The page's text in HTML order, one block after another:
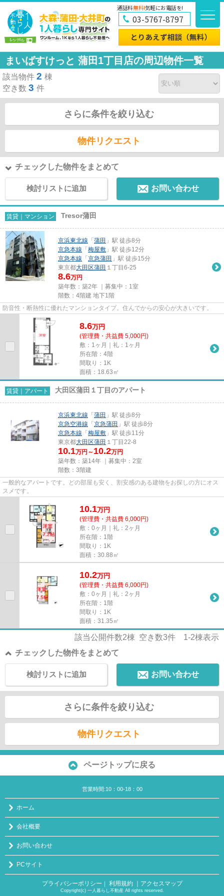
通話料無料!気軽にお電話を!
03-5767-8797
まいばすけっと 蒲田1丁目店の周辺物件一覧
該当物件 2 棟
空き数 3 件
さらに条件を絞り込む
物件リクエスト
チェックした物件をまとめて
検討リストに追加 お問い合わせ
賃貸｜マンション Tresor蒲田
京浜東北線 「 蒲田 」駅 徒歩8分
京急本線 「 梅屋敷 」駅 徒歩12分
京急本線 「 京急蒲田 」駅 徒歩15分
東京都大田区蒲田 １丁目6-25
8.6万円
築年数：築2年 ｜募集中： 1室
階数：4階建 地下1階
防音性・断熱性に優れたマンションタイプ。住んでからの安心が大きいです。
8.6万円
(管理費・共益費 5,000円)
敷：1ヶ月｜礼：1ヶ月
所在階：4階
間取り：1K
面積：18.63㎡
賃貸｜アパート 大田区蒲田１丁目のアパート
京浜東北線 「 蒲田 」駅 徒歩8分
京急空港線 「 京急蒲田 」駅 徒歩8分
京急本線 「 梅屋敷 」駅 徒歩11分
東京都大田区蒲田 １丁目22-8
10.1万円～ 10.2万円
築年数：築14年 ｜募集中： 2室
階数：3階建
一般的なアパートです。どの部屋も安く、割安感のある建物をお探しの方にオス
スメです。
10.1万円
(管理費・共益費 6,000円)
敷：0ヶ月｜礼：2ヶ月
所在階：1階
間取り：1K
面積：30.88㎡
10.2万円
(管理費・共益費 6,000円)
敷：0ヶ月｜礼：2ヶ月
所在階：1階
間取り：1K
面積：31.35㎡
該当公開件数2棟 空き数3件 1-2棟表示
チェックした物件をまとめて
お問い合わせ
検討リストに追加
さらに条件を絞り込む
物件リクエスト
ページトップに戻る
営業時間:10：00-18：00
ホーム
会社概要
お問い合わせ
PCサイト
プライバシーポリシー 利用規約 ｜アクセスマップ
Copyright(c) 一人暮らし不動産 All rights reserved.